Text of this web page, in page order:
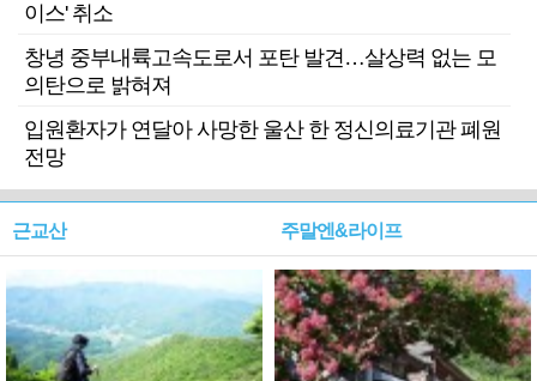
이스' 취소
창녕 중부내륙고속도로서 포탄 발견…살상력 없는 모
의탄으로 밝혀져
입원환자가 연달아 사망한 울산 한 정신의료기관 폐원
전망
근교산 주말엔&라이프